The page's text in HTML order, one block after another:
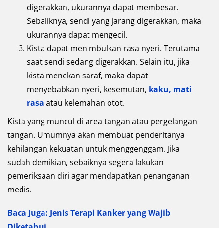
digerakkan, ukurannya dapat membesar.
Sebaliknya, sendi yang jarang digerakkan, maka
ukurannya dapat mengecil.
Kista dapat menimbulkan rasa nyeri. Terutama
saat sendi sedang digerakkan. Selain itu, jika
kista menekan saraf, maka dapat
menyebabkan nyeri, kesemutan, kaku, mati
rasa atau kelemahan otot.
Kista yang muncul di area tangan atau pergelangan
tangan. Umumnya akan membuat penderitanya
kehilangan kekuatan untuk menggenggam. Jika
sudah demikian, sebaiknya segera lakukan
pemeriksaan diri agar mendapatkan penanganan
medis.
Baca Juga: Jenis Terapi Kanker yang Wajib